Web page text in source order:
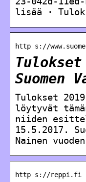
lisää ·
http s://
Suomen
Tulokset
löytyvät
niiden
15.5.2017.
Nainen
http s://reppi.fi ›